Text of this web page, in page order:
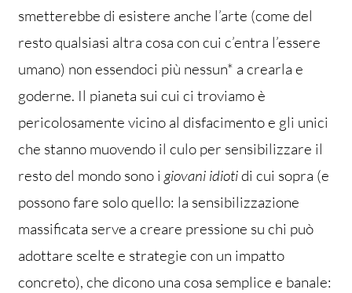
smetterebbe di esistere anche l’arte (come del
resto qualsiasi altra cosa con cui c’entra l’essere
umano) non essendoci più nessun* a crearla e
goderne. Il pianeta sui cui ci troviamo è
pericolosamente vicino al disfacimento e gli unici
che stanno muovendo il culo per sensibilizzare il
resto del mondo sono i giovani idiotidi cui sopra (e
possono fare solo quello: la sensibilizzazione
massificata serve a creare pressione su chi può
adottare scelte e strategie con un impatto
concreto), che dicono una cosa semplice e banale: